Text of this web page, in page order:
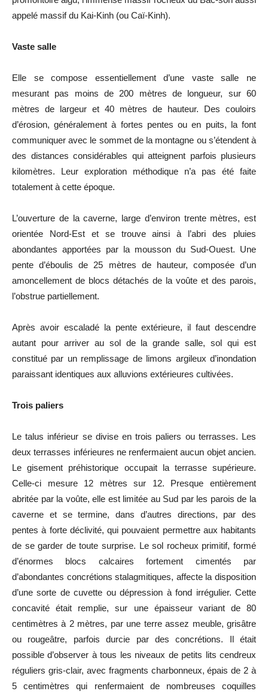
appelé massif du Kai-Kinh (ou Caï-Kinh).
Vaste salle
Elle se compose essentiellement d’une vaste salle ne
mesurant pas moins de 200 mètres de longueur, sur 60
mètres de largeur et 40 mètres de hauteur. Des couloirs
d’érosion, généralement à fortes pentes ou en puits, la font
communiquer avec le sommet de la montagne ou s’étendent à
des distances considérables qui atteignent parfois plusieurs
kilomètres. Leur exploration méthodique n’a pas été faite
totalement à cette époque.
L’ouverture de la caverne, large d’environ trente mètres, est
orientée Nord-Est et se trouve ainsi à l’abri des pluies
abondantes apportées par la mousson du Sud-Ouest. Une
pente d’éboulis de 25 mètres de hauteur, composée d’un
amoncellement de blocs détachés de la voûte et des parois,
l’obstrue partiellement.
Après avoir escaladé la pente extérieure, il faut descendre
autant pour arriver au sol de la grande salle, sol qui est
constitué par un remplissage de limons argileux d’inondation
paraissant identiques aux alluvions extérieures cultivées.
Trois paliers
Le talus inférieur se divise en trois paliers ou terrasses. Les
deux terrasses inférieures ne renfermaient aucun objet ancien.
Le gisement préhistorique occupait la terrasse supérieure.
Celle-ci mesure 12 mètres sur 12. Presque entièrement
abritée par la voûte, elle est limitée au Sud par les parois de la
caverne et se termine, dans d’autres directions, par des
pentes à forte déclivité, qui pouvaient permettre aux habitants
de se garder de toute surprise. Le sol rocheux primitif, formé
d’énormes blocs calcaires fortement cimentés par
d’abondantes concrétions stalagmitiques, affecte la disposition
d’une sorte de cuvette ou dépression à fond irrégulier. Cette
concavité était remplie, sur une épaisseur variant de 80
centimètres à 2 mètres, par une terre assez meuble, grisâtre
ou rougeâtre, parfois durcie par des concrétions. Il était
possible d’observer à tous les niveaux de petits lits cendreux
réguliers gris-clair, avec fragments charbonneux, épais de 2 à
5 centimètres qui renfermaient de nombreuses coquilles